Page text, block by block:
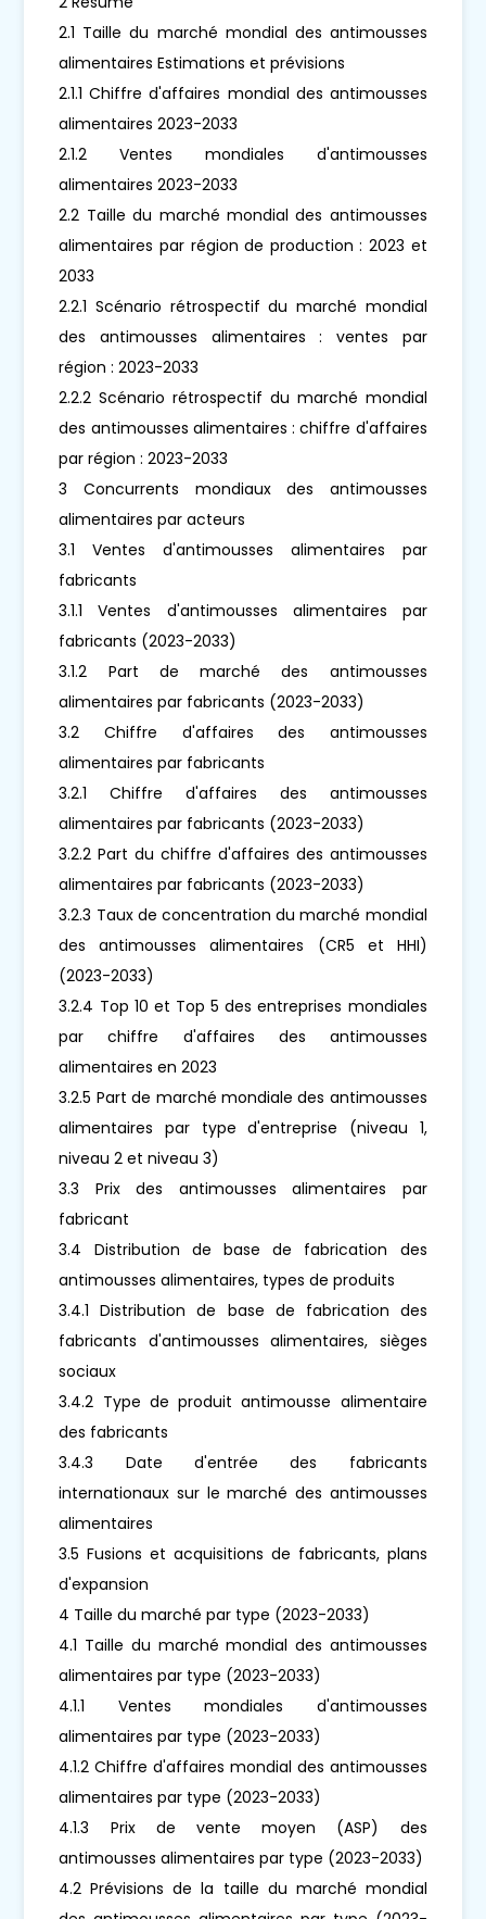
2.1 Taille du marché mondial des antimousses
alimentaires Estimations et prévisions
2.1.1 Chiffre d'affaires mondial des antimousses
alimentaires 2023-2033
2.1.2 Ventes mondiales d'antimousses
alimentaires 2023-2033
2.2 Taille du marché mondial des antimousses
alimentaires par région de production : 2023 et
2033
2.2.1 Scénario rétrospectif du marché mondial
des antimousses alimentaires : ventes par
région : 2023-2033
2.2.2 Scénario rétrospectif du marché mondial
des antimousses alimentaires : chiffre d'affaires
par région : 2023-2033
3 Concurrents mondiaux des antimousses
alimentaires par acteurs
3.1 Ventes d'antimousses alimentaires par
fabricants
3.1.1 Ventes d'antimousses alimentaires par
fabricants (2023-2033)
3.1.2 Part de marché des antimousses
alimentaires par fabricants (2023-2033)
3.2 Chiffre d'affaires des antimousses
alimentaires par fabricants
3.2.1 Chiffre d'affaires des antimousses
alimentaires par fabricants (2023-2033)
3.2.2 Part du chiffre d'affaires des antimousses
alimentaires par fabricants (2023-2033)
3.2.3 Taux de concentration du marché mondial
des antimousses alimentaires (CR5 et HHI)
(2023-2033)
3.2.4 Top 10 et Top 5 des entreprises mondiales
par chiffre d'affaires des antimousses
alimentaires en 2023
3.2.5 Part de marché mondiale des antimousses
alimentaires par type d'entreprise (niveau 1,
niveau 2 et niveau 3)
3.3 Prix des antimousses alimentaires par
fabricant
3.4 Distribution de base de fabrication des
antimousses alimentaires, types de produits
3.4.1 Distribution de base de fabrication des
fabricants d'antimousses alimentaires, sièges
sociaux
3.4.2 Type de produit antimousse alimentaire
des fabricants
3.4.3 Date d'entrée des fabricants
internationaux sur le marché des antimousses
alimentaires
3.5 Fusions et acquisitions de fabricants, plans
d'expansion
4 Taille du marché par type (2023-2033)
4.1 Taille du marché mondial des antimousses
alimentaires par type (2023-2033)
4.1.1 Ventes mondiales d'antimousses
alimentaires par type (2023-2033)
4.1.2 Chiffre d'affaires mondial des antimousses
alimentaires par type (2023-2033)
4.1.3 Prix de vente moyen (ASP) des
antimousses alimentaires par type (2023-2033)
4.2 Prévisions de la taille du marché mondial